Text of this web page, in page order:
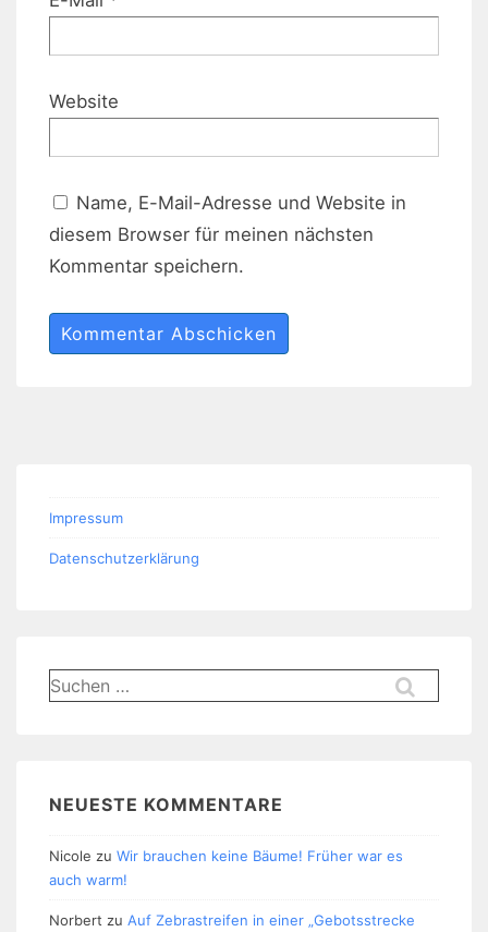
Website
Name, E-Mail-Adresse und Website in
diesem Browser für meinen nächsten
Kommentar speichern.
Impressum
Datenschutzerklärung
Suchen
nach:
NEUESTE KOMMENTARE
Nicole zu Wir brauchen keine Bäume! Früher war es
auch warm!
Norbert zu Auf Zebrastreifen in einer „Gebotsstrecke